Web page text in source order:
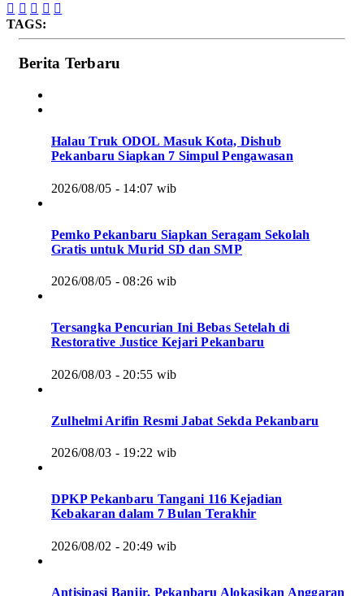
    
TAGS:
Berita Terbaru
Halau Truk ODOL Masuk Kota, Dishub
Pekanbaru Siapkan 7 Simpul Pengawasan
2026/08/05 - 14:07 wib
Pemko Pekanbaru Siapkan Seragam Sekolah
Gratis untuk Murid SD dan SMP
2026/08/05 - 08:26 wib
Tersangka Pencurian Ini Bebas Setelah di
Restorative Justice Kejari Pekanbaru
2026/08/03 - 20:55 wib
Zulhelmi Arifin Resmi Jabat Sekda Pekanbaru
2026/08/03 - 19:22 wib
DPKP Pekanbaru Tangani 116 Kejadian
Kebakaran dalam 7 Bulan Terakhir
2026/08/02 - 20:49 wib
Antisipasi Banjir, Pekanbaru Alokasikan Anggaran